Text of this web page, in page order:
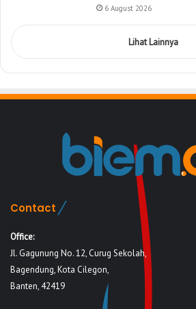
6 August 2026
Lihat Lainnya
Contact
Office:
Jl. Gagunung No. 12, Curug Sekolah,
Bagendung, Kota Cilegon,
Banten, 42419